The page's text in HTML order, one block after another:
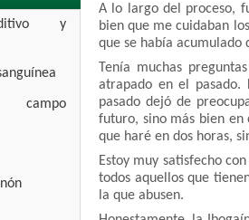
A lo largo del proceso,
bien que me cuidaban
que se había acumulado
Tenía muchas
atrapado en el pasado.
pasado dejó de
futuro, sino más bien en
que haré en dos horas,
Estoy muy satisfecho
todos aquellos que
la que abusen.
y